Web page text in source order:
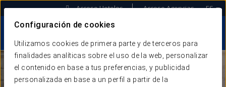
Configuración de cookies
Utilizamos cookies de primera parte y de terceros para
finalidades analíticas sobre el uso de la web, personalizar
el contenido en base a tus preferencias, y publicidad
personalizada en base a un perfil a partir de la
Acceso Hoteles Acceso Agencias ES